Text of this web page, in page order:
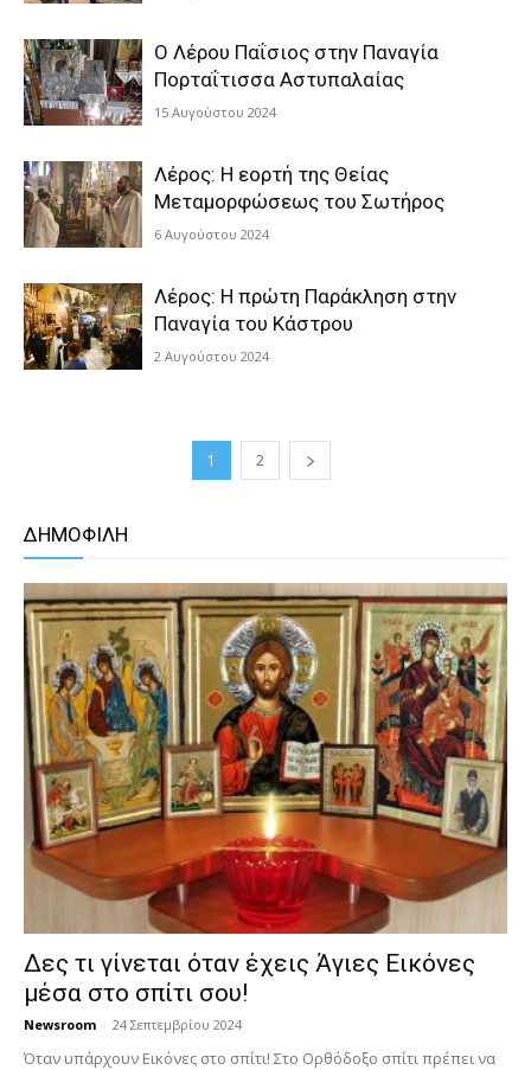
Ο Λέρου Παΐσιος στην Παναγία
Πορταΐτισσα Αστυπαλαίας
15 Αυγούστου 2024
Λέρος: Η εορτή της Θείας
Μεταμορφώσεως του Σωτήρος
6 Αυγούστου 2024
Λέρος: Η πρώτη Παράκληση στην
Παναγία του Κάστρου
2 Αυγούστου 2024
1 2
ΔΗΜΟΦΙΛΗ
Δες τι γίνεται όταν έχεις Άγιες Εικόνες
μέσα στο σπίτι σου!
Newsroom - 24 Σεπτεμβρίου 2024
Όταν υπάρχουν Εικόνες στο σπίτι! Στο Ορθόδοξο σπίτι πρέπει να